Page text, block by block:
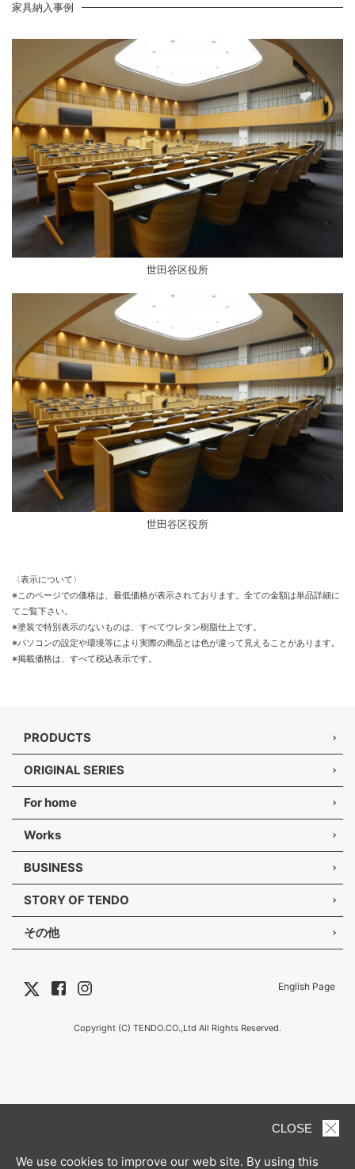
家具納入事例
世田谷区役所
世田谷区役所
〈表示について〉
※このページでの価格は、最低価格が表示されております。全ての金額は単品詳細に
てご覧下さい。
※塗装で特別表示のないものは、すべてウレタン樹脂仕上です。
※パソコンの設定や環境等により実際の商品とは色が違って見えることがあります。
※掲載価格は、すべて税込表示です。
PRODUCTS
ORIGINAL SERIES
For home
Works
BUSINESS
STORY OF TENDO
その他
English Page
Copyright (C) TENDO.CO.,Ltd All Rights Reserved.
CLOSE
We use cookies to improve our web site. By using this